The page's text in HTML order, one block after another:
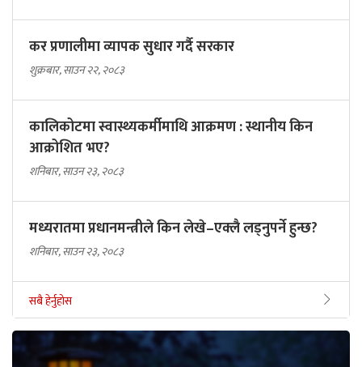
कर प्रणालीमा व्यापक सुधार गर्दै सरकार
शुक्रबार, साउन २२, २०८३
कालिकोटमा स्वास्थ्यकर्मीमाथि आक्रमण : स्थानीय किन
आक्रोशित भए?
शनिबार, साउन २३, २०८३
मध्यरातमा प्रधानमन्त्रीले किन लेखे–एक्लै लड्नुपर्ने हुन्छ?
शनिबार, साउन २३, २०८३
सबै हेर्नुहोस